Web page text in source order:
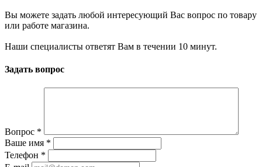
Вы можете задать любой интересующий Вас вопрос по товару
или работе магазина.
Наши специалисты ответят Вам в течении 10 минут.
Задать вопрос
Вопрос *
Ваше имя *
Телефон *